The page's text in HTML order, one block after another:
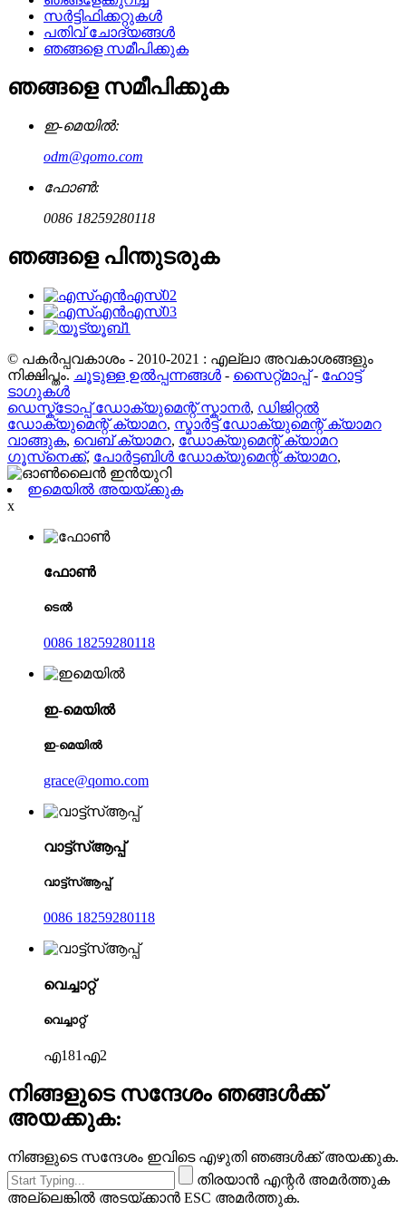
സർട്ടിഫിക്കറ്റുകൾ
പതിവ് ചോദ്യങ്ങൾ
ഞങ്ങളെ സമീപിക്കുക
ഞങ്ങളെ സമീപിക്കുക
ഇ-മെയിൽ:
odm@qomo.com
ഫോൺ:
0086 18259280118
ഞങ്ങളെ പിന്തുടരുക
© പകർപ്പവകാശം - 2010-2021 : എല്ലാ അവകാശങ്ങളും
നിക്ഷിപ്തം. ചൂടുള്ള ഉൽപ്പന്നങ്ങൾ - സൈറ്റ്മാപ്പ്- ഹോട്ട്
ടാഗുകൾ
ഡെസ്ക്ടോപ്പ് ഡോക്യുമെന്റ് സ്കാനർ, ഡിജിറ്റൽ
ഡോക്യുമെന്റ് ക്യാമറ, സ്മാർട്ട് ഡോക്യുമെന്റ് ക്യാമറ
വാങ്ങുക, വെബ് ക്യാമറ, ഡോക്യുമെന്റ് ക്യാമറ
ഗൂസ്‌നെക്ക്, പോർട്ടബിൾ ഡോക്യുമെന്റ് ക്യാമറ,
ഇമെയിൽ അയയ്ക്കുക
x
ഫോൺ
ടെൽ
0086 18259280118
ഇ-മെയിൽ
ഇ-മെയിൽ
grace@qomo.com
വാട്ട്‌സ്ആപ്പ്
വാട്ട്‌സ്ആപ്പ്
0086 18259280118
വെച്ചാറ്റ്
വെച്ചാറ്റ്
എ181എ2
നിങ്ങളുടെ സന്ദേശം ഞങ്ങൾക്ക്
അയക്കുക:
നിങ്ങളുടെ സന്ദേശം ഇവിടെ എഴുതി ഞങ്ങൾക്ക് അയക്കുക.
തിരയാൻ എന്റർ അമർത്തുക
അല്ലെങ്കിൽ അടയ്ക്കാൻ ESC അമർത്തുക.